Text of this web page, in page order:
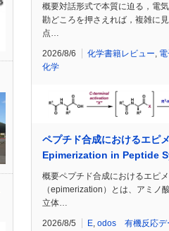
概要対話形式で本質に迫る，電
勘どころを押さえれば，複雑に
点…
2026/8/6 化学書籍レビュー
化学
ペプチド合成におけるエピ
Epimerization in Peptide
概要ペプチド合成におけるエピ
（epimerization）とは、アミノ
立体…
2026/8/5 E odos 有機反応デ